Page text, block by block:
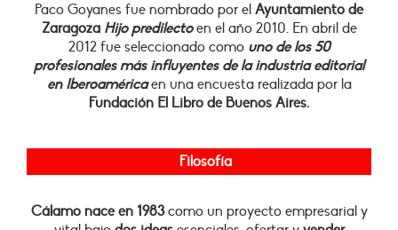
Paco Goyanes fue nombrado por el Ayuntamiento de
Zaragoza Hijo predilectoen el año 2010. En abril de
2012 fue seleccionado como uno de los 50
profesionales más influyentes de la industria editorial
en Iberoaméricaen una encuesta realizada por la
Fundación El Libro de Buenos Aires.
Filosofía
Cálamo nace en 1983como un proyecto empresarial y